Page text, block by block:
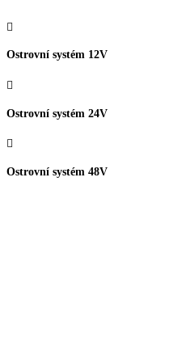

Ostrovní systém 12V

Ostrovní systém 24V

Ostrovní systém 48V